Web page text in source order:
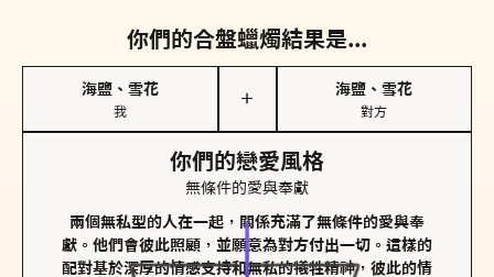
你們的合盤蠟燭結果是...
海鹽、雪花
我
＋
海鹽、雪花
對方
你們的戀愛風格
無條件的愛與奉獻
兩個無私型的人在一起，關係充滿了無條件的愛與奉
獻。他們會彼此照顧，並願意為對方付出一切。這樣的
配對基於深厚的情感支持和無私的犧牲精神，彼此的情